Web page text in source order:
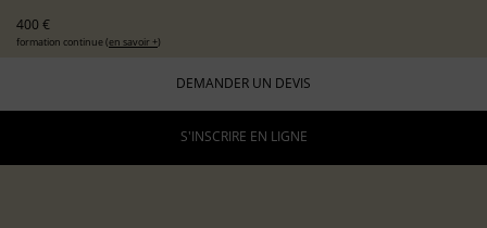
400 €
formation continue (en savoir +)
DEMANDER UN DEVIS
S'INSCRIRE EN LIGNE